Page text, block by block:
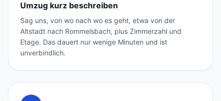
Umzug kurz beschreiben
Sag uns, von wo nach wo es geht, etwa von der
Altstadt nach Rommelsbach, plus Zimmerzahl und
Etage. Das dauert nur wenige Minuten und ist
unverbindlich.